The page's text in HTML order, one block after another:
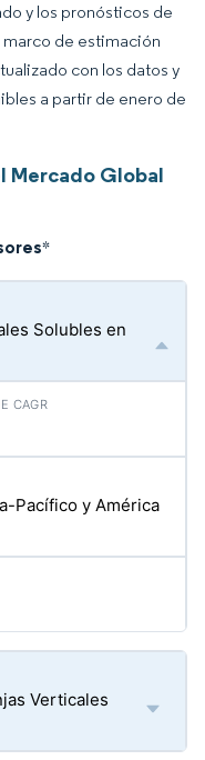
y los pronósticos de
de estimación
con los datos y
a partir de enero de
Mercado Global
*
Solubles en
Pacífico y América
Verticales